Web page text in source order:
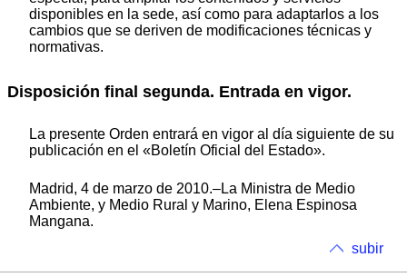
disponibles en la sede, así como para adaptarlos a los
cambios que se deriven de modificaciones técnicas y
normativas.
Disposición final segunda. Entrada en vigor.
La presente Orden entrará en vigor al día siguiente de su
publicación en el «Boletín Oficial del Estado».
Madrid, 4 de marzo de 2010.–La Ministra de Medio
Ambiente, y Medio Rural y Marino, Elena Espinosa
Mangana.
subir